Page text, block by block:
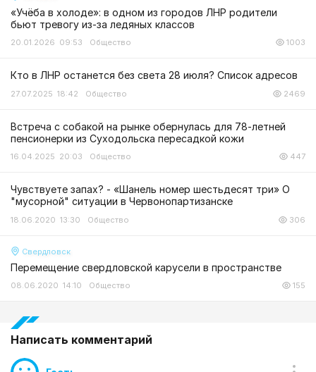
«Учёба в холоде»: в одном из городов ЛНР родители
бьют тревогу из-за ледяных классов
20.01.2026 09:53 Общество 1003
Кто в ЛНР останется без света 28 июля? Список адресов
27.07.2025 18:42 Общество 2469
Встреча с собакой на рынке обернулась для 78-летней
пенсионерки из Суходольска пересадкой кожи
16.04.2025 20:03 Общество 447
Чувствуете запах? - «Шанель номер шестьдесят три» О
"мусорной" ситуации в Червонопартизанске
18.06.2020 13:30 Общество 306
Свердловск
Перемещение свердловской карусели в пространстве
08.06.2020 14:10 Общество 155
Написать комментарий